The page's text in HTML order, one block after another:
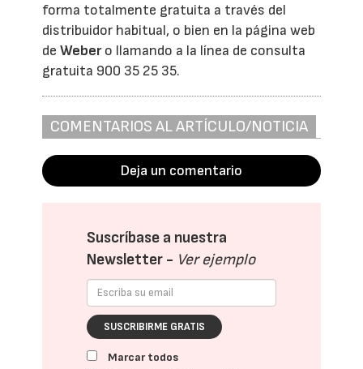
forma totalmente gratuita a través del
distribuidor habitual, o bien en la página web
deWebero llamando a la línea de consulta
gratuita 900 35 25 35.
COMENTARIOS AL ARTÍCULO/NOTICIA
Deja un comentario
Suscríbase a nuestra
Newsletter - Ver ejemplo
SUSCRIBIRME GRATIS
Marcar todos